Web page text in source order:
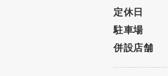
定休日
駐車場
併設店舗